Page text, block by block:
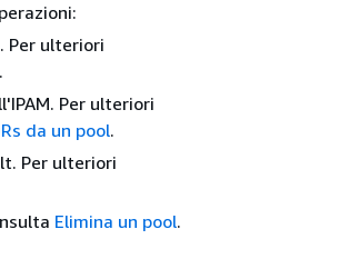
Per ulteriori
.
Per ulteriori
da un pool.
Per ulteriori
Elimina un pool.